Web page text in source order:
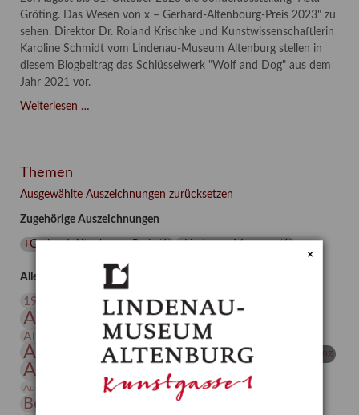
Gröting. Das Wesen von x – Gerhard-Altenbourg-Preis 2023" zu
sehen. Direktor Dr. Roland Krischke und Kunstwissenschaftlerin
Karoline Schmidt vom Lindenau-Museum Altenburg stellen in
diesem Blogbeitrag das Schlüsselwerk "Wolf and Dog" aus dem
Jahr 2021 vor.
Weiterlesen …
(2021)
Themen
Ausgewählte Auszeichnungen zurücksetzen
Zugehörige Auszeichnungen
+Gerhard-Altenbourg-Preis(1) +Lindenau-Museum(1)
Alle Auszeichnungen (106)
19. Jahrhundert
20. Jahrhundert
Altenburg Altenburger Museen
Altenburger Praxisjahr Altenburger Schlossberg
Antike Architektur Archiv Archäologie Asta Gröting
Ausstellung
Ausstellung „Vier Winde“
Bauhaus Berlin in den Zwanziger Jahren
Bernhard August von Lindenau
×